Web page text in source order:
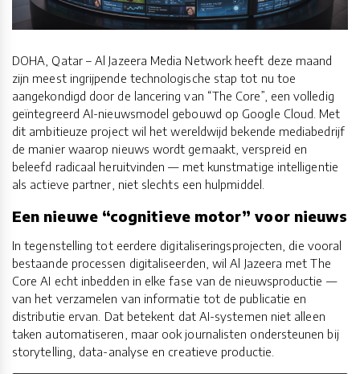
DOHA, Qatar – Al Jazeera Media Network heeft deze maand
zijn meest ingrijpende technologische stap tot nu toe
aangekondigd door de lancering van “The Core”, een volledig
geïntegreerd AI-nieuwsmodel gebouwd op Google Cloud. Met
dit ambitieuze project wil het wereldwijd bekende mediabedrijf
de manier waarop nieuws wordt gemaakt, verspreid en
beleefd radicaal heruitvinden — met kunstmatige intelligentie
als actieve partner, niet slechts een hulpmiddel.
Een nieuwe “cognitieve motor” voor nieuws
In tegenstelling tot eerdere digitaliseringsprojecten, die vooral
bestaande processen digitaliseerden, wil Al Jazeera met The
Core AI echt inbedden in elke fase van de nieuwsproductie —
van het verzamelen van informatie tot de publicatie en
distributie ervan. Dat betekent dat AI-systemen niet alleen
taken automatiseren, maar ook journalisten ondersteunen bij
storytelling, data-analyse en creatieve productie.